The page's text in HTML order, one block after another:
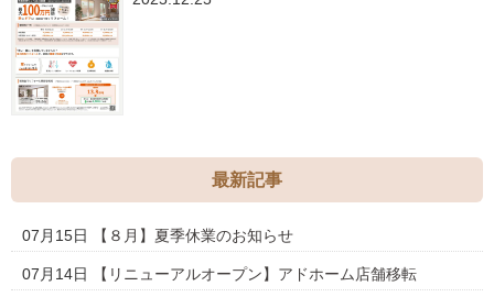
最新記事
07月15日 【８月】夏季休業のお知らせ
07月14日 【リニューアルオープン】アドホーム店舗移転